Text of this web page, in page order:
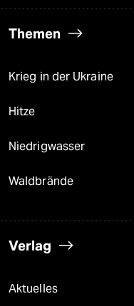
Themen
Krieg in der Ukraine
Hitze
Niedrigwasser
Waldbrände
Verlag
Aktuelles